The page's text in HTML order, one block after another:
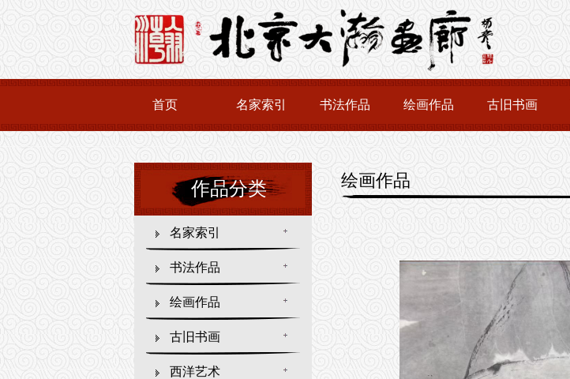
首页 名家索引 书法作品 绘画作品 古旧书画
作品分类
名家索引
书法作品
绘画作品
古旧书画
西洋艺术
绘画作品